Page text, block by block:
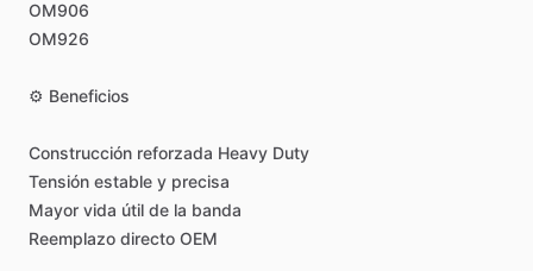
OM906
OM926
⚙️ Beneficios
Construcción reforzada Heavy Duty
Tensión estable y precisa
Mayor vida útil de la banda
Reemplazo directo OEM